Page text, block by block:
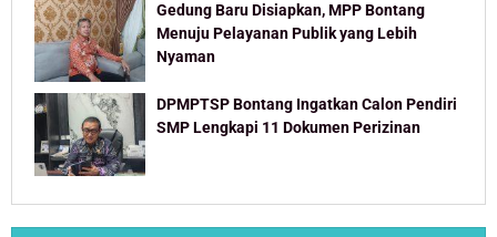
Gedung Baru Disiapkan, MPP Bontang
Menuju Pelayanan Publik yang Lebih
Nyaman
DPMPTSP Bontang Ingatkan Calon Pendiri
SMP Lengkapi 11 Dokumen Perizinan